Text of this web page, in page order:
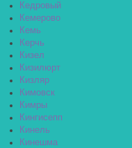
Кедровый
Кемерово
Кемь
Керчь
Кизел
Кизилюрт
Кизляр
Кимовск
Кимры
Кингисепп
Кинель
Кинешма